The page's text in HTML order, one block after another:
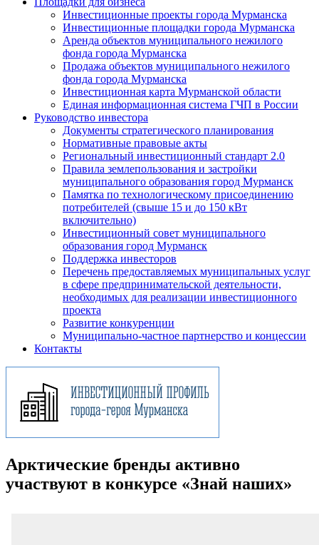
Инвестиционные проекты города Мурманска
Инвестиционные площадки города Мурманска
Аренда объектов муниципального нежилого
фонда города Мурманска
Продажа объектов муниципального нежилого
фонда города Мурманска
Инвестиционная карта Мурманской области
Единая информационная система ГЧП в России
Руководство инвестора
Документы стратегического планирования
Нормативные правовые акты
Региональный инвестиционный стандарт 2.0
Правила землепользования и застройки
муниципального образования город Мурманск
Памятка по технологическому присоединению
потребителей (свыше 15 и до 150 кВт
включительно)
Инвестиционный совет муниципального
образования город Мурманск
Поддержка инвесторов
Перечень предоставляемых муниципальных услуг
в сфере предпринимательской деятельности,
необходимых для реализации инвестиционного
проекта
Развитие конкуренции
Муниципально-частное партнерство и концессии
Контакты
Арктические бренды активно
участвуют в конкурсе «Знай наших»